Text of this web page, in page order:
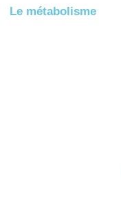
Le métabolisme